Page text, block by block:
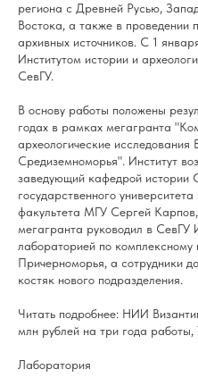
региона с Древней Русью,
Востока, а также в проведении
архивных источников. С 1
Институтом истории и
СевГУ.
В основу работы положены
годах в рамках мегагранта
археологические
Средиземноморья". Институт
заведующий кафедрой истории
государственного
факультета МГУ Сергей
мегагранта руководил в СевГУ
лабораторией по комплексному
Причерноморья, а сотрудники
костяк нового подразделения.
Читать подробнее: НИИ
млн рублей на три года
Лаборатория